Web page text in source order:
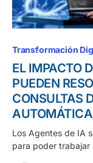
Transformación
EL IMPACTO
PUEDEN
CONSULTAS
Los Agentes de IA
para poder